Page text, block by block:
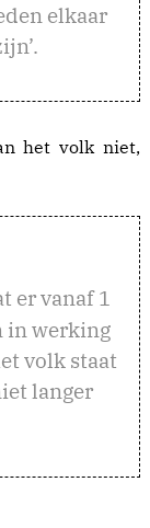
elkaar
het volk niet,
er vanaf 1
in werking
volk staat
langer